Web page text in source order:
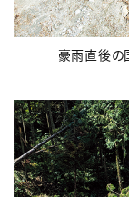
豪雨直後の